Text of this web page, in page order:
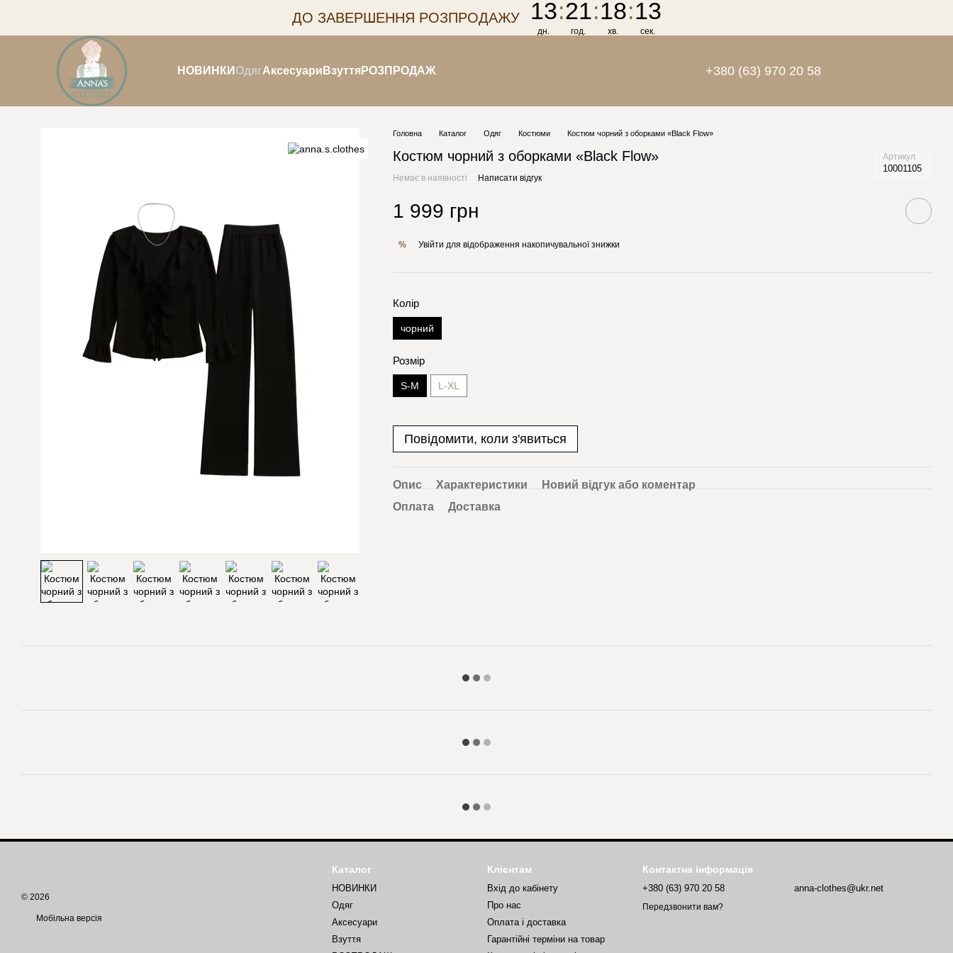
ДО ЗАВЕРШЕННЯ РОЗПРОДАЖУ 13:21:18:12
дн. год. хв. сек.
НОВИНКИ ОдягАксесуари ВзуттяРОЗПРОДАЖ +380 (63) 970 20 58
Головна Каталог Одяг Костюми Костюм чорний з оборками «Black Flow»
Костюм чорний з оборками «Black Flow» Артикул
10001105
Немає в наявності Написати відгук
1 999 грн
% Увійти для відображення накопичувальної знижки
Колір
чорний
Розмір
S-M L-XL
Повідомити, коли з'явиться
Опис Характеристики
Новий відгук або коментар
Оплата
Доставка
© 2026
Мобільна версія
Каталог
НОВИНКИ
Одяг
Аксесуари
Взуття
Клієнтам
Вхід до кабінету
Про нас
Оплата і доставка
Гарантійні терміни на товар
Контактна інформація
+380 (63) 970 20 58
Передзвонити вам?
anna-clothes@ukr.net